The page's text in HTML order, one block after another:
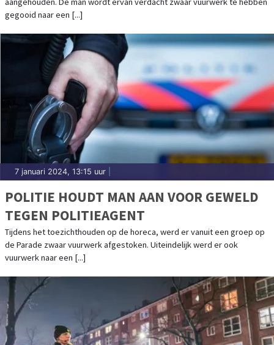
gegooid naar een [...]
7 januari 2024, 13:15 uur
POLITIE HOUDT MAN AAN VOOR GEWELD
TEGEN POLITIEAGENT
Tijdens het toezichthouden op de horeca, werd er vanuit een groep op
de Parade zwaar vuurwerk afgestoken. Uiteindelijk werd er ook
vuurwerk naar een [...]